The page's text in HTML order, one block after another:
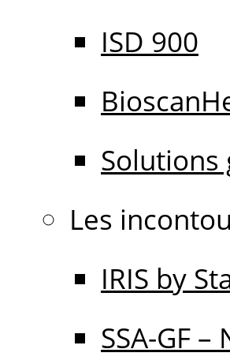
ISD 900
Solutions
Les
IRIS by
SSA-GF